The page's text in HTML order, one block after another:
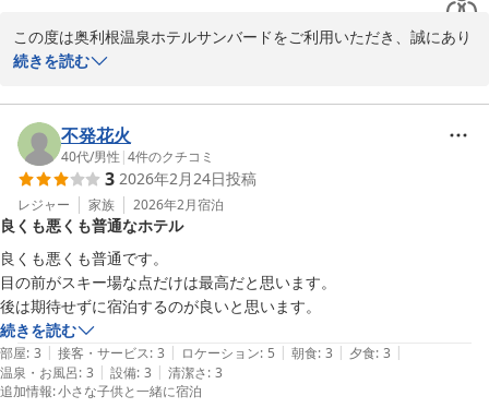
１１種類の貸切露天風呂 水上高原／奥利根温泉 ホテルサンバー
ド
貴重なご意見をお寄せいただき、誠にありがとうございました。
います。
１１種類の貸切露天風呂 水上高原／奥利根温泉 ホテルサンバー
ド
2026-04-15
この度は奥利根温泉ホテルサンバードをご利用いただき、誠にあり
がとうございました。
す。
ご夕食につきまして、「見た目・ボリューム・味どれも素晴らしか
った」とのお言葉をいただき、大変嬉しく拝見いたしました。料理
スタッフにとって大きな励みとなります。
しかしながら、お部屋の清掃につきましては、大変不快な思いをさ
せてしまい誠に申し訳ございませんでした。畳や浴室内に髪の毛が
残っていたとのこと、本来あってはならないことであり、清掃確認
の甘さを深く反省しております。
せっかくお食事をお楽しみいただけたにも関わらず、清潔面でご期
待を裏切る結果となってしまいましたこと、心よりお詫び申し上げ
続きを読む
不発花火
40代/男性 |4件のクチコミ
3 2026年2月24日投稿
レジャー 家族 2026年2月宿泊
良くも悪くも普通なホテル
良くも悪くも普通です。
目の前がスキー場な点だけは最高だと思います。
後は期待せずに宿泊するのが良いと思います。
続きを読む
部屋: 3 | 接客・サービス: 3 | ロケーション: 5 | 朝食: 3 | 夕食: 3 |
温泉・お風呂: 3 | 設備: 3 | 清潔さ: 3
追加情報:小さな子供と一緒に宿泊